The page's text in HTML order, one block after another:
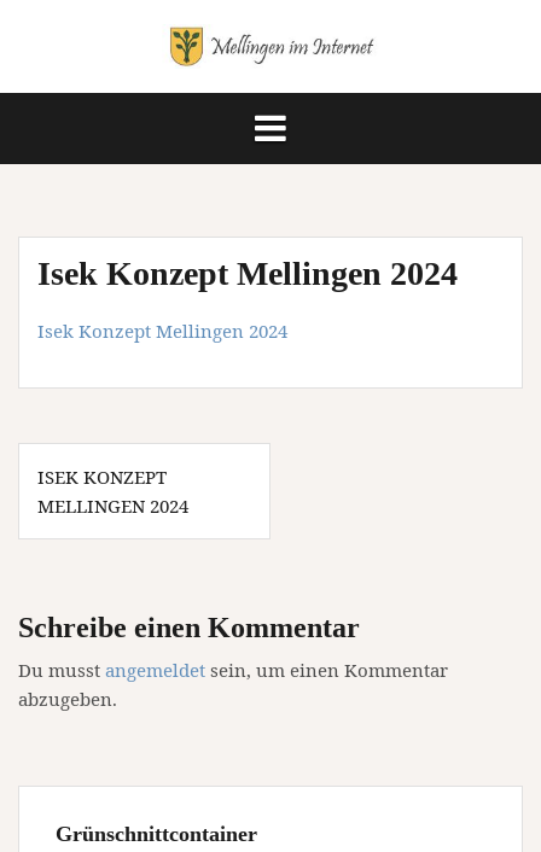
Isek Konzept Mellingen 2024
Isek Konzept Mellingen 2024
ISEK KONZEPT
MELLINGEN 2024
Schreibe einen Kommentar
Du musst angemeldet sein, um einen Kommentar
abzugeben.
Grünschnittcontainer